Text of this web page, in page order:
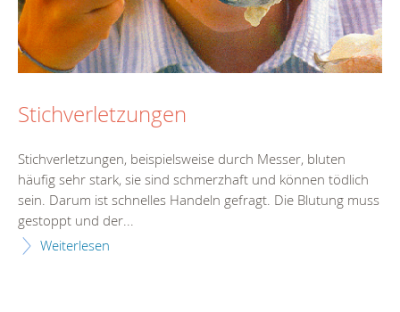
Stichverletzungen
Stichverletzungen, beispielsweise durch Messer, bluten
häufig sehr stark, sie sind schmerzhaft und können tödlich
sein. Darum ist schnelles Handeln gefragt. Die Blutung muss
gestoppt und der...
Weiterlesen